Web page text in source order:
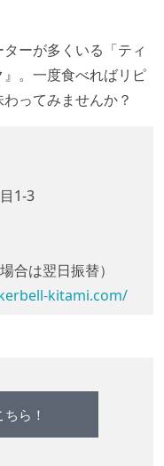
ーが多くいる「ティ
。 一度食べればリピ
ってみませんか？
1-3
合は翌日振替）
kitami.com/
ら！